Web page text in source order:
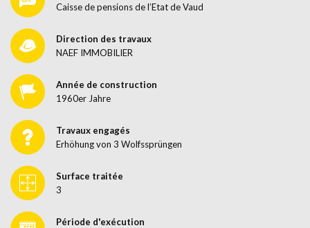
Caisse de pensions de l’Etat de Vaud
Direction des travaux
NAEF IMMOBILIER
Année de construction
1960er Jahre
Travaux engagés
Erhöhung von 3 Wolfssprüngen
Surface traitée
3
Période d'exécution